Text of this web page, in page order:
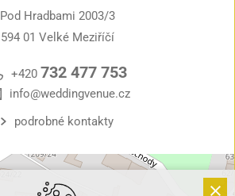
Pod Hradbami 2003/3
594 01 Velké Meziříčí
+420 732 477 753
info@weddingvenue.cz
podrobné kontakty